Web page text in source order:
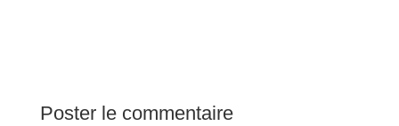
Poster le commentaire